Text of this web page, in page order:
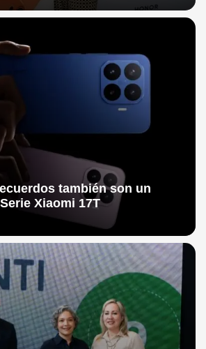
también son un
Xiaomi 17T